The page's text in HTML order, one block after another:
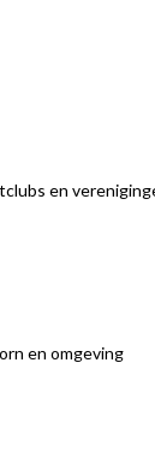
en
en omgeving